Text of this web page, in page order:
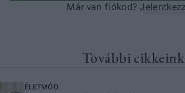
További cikkeink
ÉLETMÓD